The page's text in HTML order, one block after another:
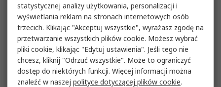
statystycznej analizy użytkowania, personalizacji i
wyświetlania reklam na stronach internetowych osób
trzecich. Klikając "Akceptuj wszystkie", wyrażasz zgodę na
przetwarzanie wszystkich plików cookie. Możesz wybrać
pliki cookie, klikając "Edytuj ustawienia". Jeśli tego nie
chcesz, kliknij "Odrzuć wszystkie". Może to ograniczyć
dostęp do niektórych funkcji. Więcej informacji można
znaleźć w naszej polityce dotyczącej plików cookie.